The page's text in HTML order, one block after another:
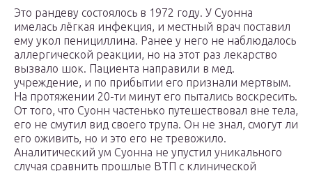
Это рандеву состоялось в 1972 году. У Суонна
имелась лёгкая инфекция, и местный врач поставил
ему укол пенициллина. Ранее у него не наблюдалось
аллергической реакции, но на этот раз лекарство
вызвало шок. Пациента направили в мед.
учреждение, и по прибытии его признали мертвым.
На протяжении 20-ти минут его пытались воскресить.
От того, что Суонн частенько путешествовал вне тела,
его не смутил вид своего трупа. Он не знал, смогут ли
его оживить, но и это его не тревожило.
Аналитический ум Суонна не упустил уникального
случая сравнить прошлые ВТП с клинической